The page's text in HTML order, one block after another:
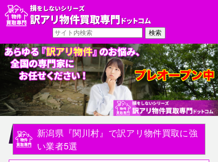
新潟県『関川村』で訳アリ物件買取に強
い業者5選